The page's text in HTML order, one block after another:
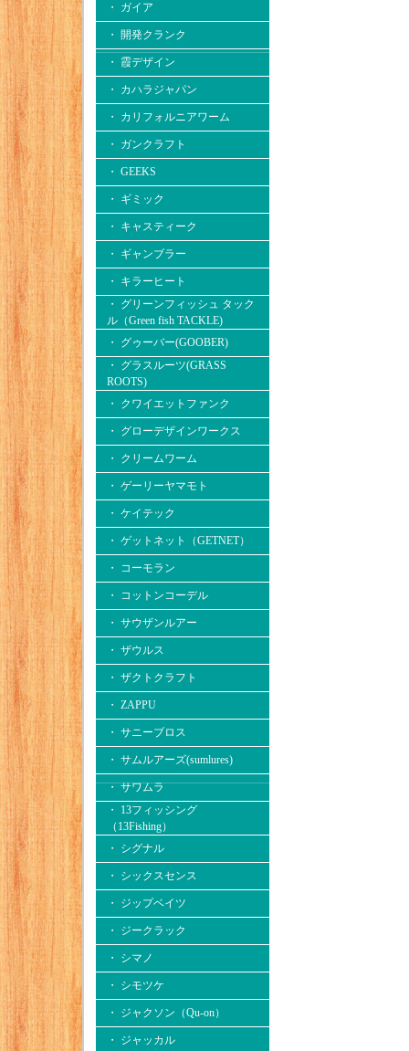
・ ガイア
・ 開発クランク
・ 霞デザイン
・ カハラジャパン
・ カリフォルニアワーム
・ ガンクラフト
・ GEEKS
・ ギミック
・ キャスティーク
・ ギャンブラー
・ キラーヒート
・ グリーンフィッシュ タック
ル（Green fish TACKLE)
・ グゥーバー(GOOBER)
・ グラスルーツ(GRASS
ROOTS)
・ クワイエットファンク
・ グローデザインワークス
・ クリームワーム
・ ゲーリーヤマモト
・ ケイテック
・ ゲットネット（GETNET）
・ コーモラン
・ コットンコーデル
・ サウザンルアー
・ ザウルス
・ ザクトクラフト
・ ZAPPU
・ サニーブロス
・ サムルアーズ(sumlures)
・ サワムラ
・ 13フィッシング
（13Fishing）
・ シグナル
・ シックスセンス
・ ジップベイツ
・ ジークラック
・ シマノ
・ シモツケ
・ ジャクソン（Qu-on）
・ ジャッカル